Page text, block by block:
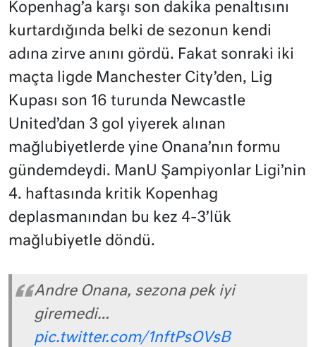
Kopenhag’a karşı son dakika penaltısını
kurtardığında belki de sezonun kendi
adına zirve anını gördü. Fakat sonraki iki
maçta ligde Manchester City’den, Lig
Kupası son 16 turunda Newcastle
United’dan 3 gol yiyerek alınan
mağlubiyetlerde yine Onana’nın formu
gündemdeydi. ManU Şampiyonlar Ligi’nin
4. haftasında kritik Kopenhag
deplasmanından bu kez 4-3’lük
mağlubiyetle döndü.
Andre Onana, sezona pek iyi
giremedi…
pic.twitter.com/1nftPsOVsB